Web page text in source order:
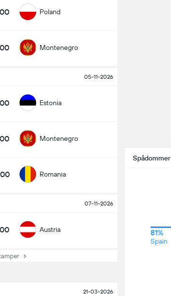
Poland
Montenegro
05-11-2026
Estonia
Montenegro
Romania
07-11-2026
Austria
21-03-2026
Spådommer
81%
Spain